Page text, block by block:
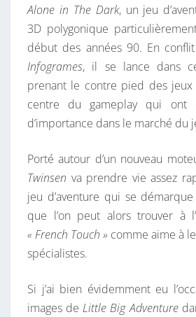
Alone in The Dark, un jeu
3D polygonique
début des années 90. En
Infogrames, il se lance dans
prenant le contre pied des
centre du gameplay qui ont
d’importance dans le marché du
Porté autour d’un nouveau
Twinsen va prendre vie assez
jeu d’aventure qui se
que l’on peut alors trouver à
« French Touch » comme aime à
spécialistes.
Si j’ai bien évidemment eu
images deLittle Big Adventure